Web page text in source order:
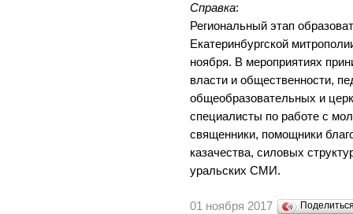
Справка:
Региональный этап
Екатеринбургской
ноября. В мероприятиях
власти и общественности,
общеобразовательных и
специалисты по работе с
священники, помощники
казачества, силовых
уральских СМИ.
01 ноября 2017